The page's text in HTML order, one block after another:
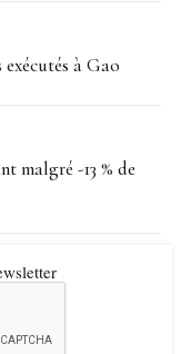
à Gao
malgré -13 % de